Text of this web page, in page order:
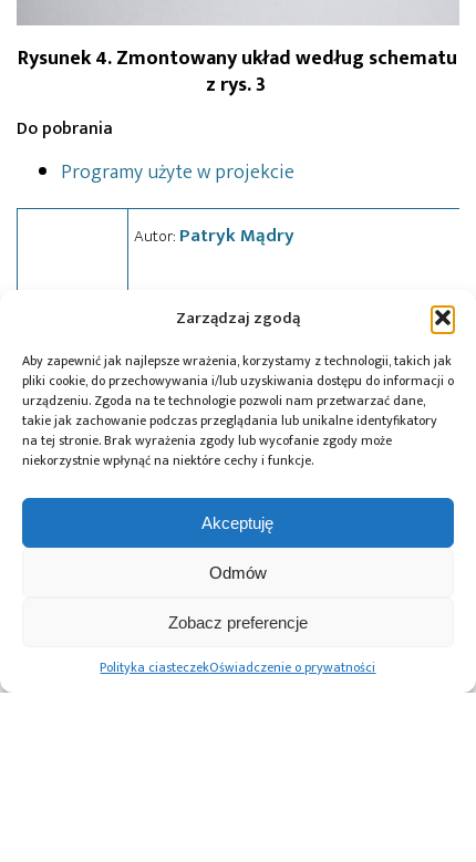
Zarządzaj zgodą
Aby zapewnić jak najlepsze wrażenia, korzystamy z technologii, takich jak
pliki cookie, do przechowywania i/lub uzyskiwania dostępu do informacji o
urządzeniu. Zgoda na te technologie pozwoli nam przetwarzać dane,
takie jak zachowanie podczas przeglądania lub unikalne identyfikatory
na tej stronie. Brak wyrażenia zgody lub wycofanie zgody może
niekorzystnie wpłynąć na niektóre cechy i funkcje.
Akceptuję
Odmów
Zobacz preferencje
Polityka ciasteczekOświadczenie o prywatności
Rysunek 4. Zmontowany układ według schematu
z rys. 3
Do pobrania
Programy użyte w projekcie
Autor: Patryk Mądry
Tagi:Arduino,enkoder,projekt,WS2812
Przeczytaj również:
panelowe Necesa
i MicroPython –
automatyki
magazynu
większa